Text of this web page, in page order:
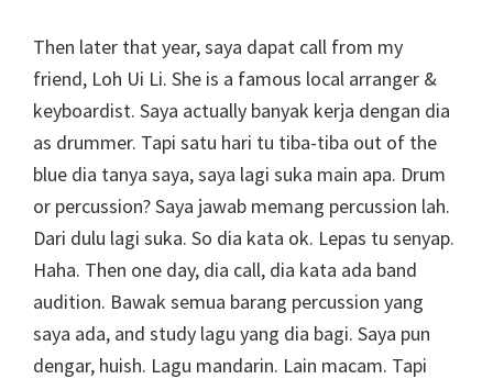
Then later that year, saya dapat call from my
friend, Loh Ui Li. She is a famous local arranger &
keyboardist. Saya actually banyak kerja dengan dia
as drummer. Tapi satu hari tu tiba-tiba out of the
blue dia tanya saya, saya lagi suka main apa. Drum
or percussion? Saya jawab memang percussion lah.
Dari dulu lagi suka. So dia kata ok. Lepas tu senyap.
Haha. Then one day, dia call, dia kata ada band
audition. Bawak semua barang percussion yang
saya ada, and study lagu yang dia bagi. Saya pun
dengar, huish. Lagu mandarin. Lain macam. Tapi